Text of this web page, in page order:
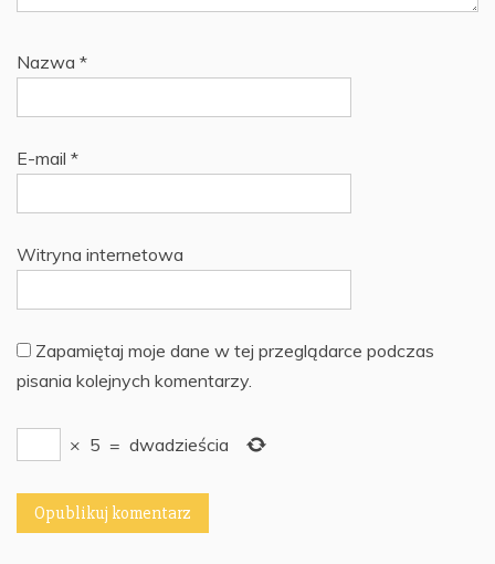
Nazwa *
E-mail *
Witryna internetowa
Zapamiętaj moje dane w tej przeglądarce podczas
pisania kolejnych komentarzy.
× 5 = dwadzieścia